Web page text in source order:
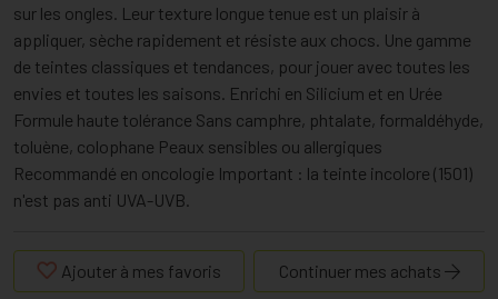
sur les ongles. Leur texture longue tenue est un plaisir à
appliquer, sèche rapidement et résiste aux chocs. Une gamme
de teintes classiques et tendances, pour jouer avec toutes les
envies et toutes les saisons. Enrichi en Silicium et en Urée
Formule haute tolérance Sans camphre, phtalate, formaldéhyde,
toluène, colophane Peaux sensibles ou allergiques
Recommandé en oncologie Important : la teinte incolore (1501)
n'est pas anti UVA-UVB.
Ajouter à mes favoris Continuer mes achats